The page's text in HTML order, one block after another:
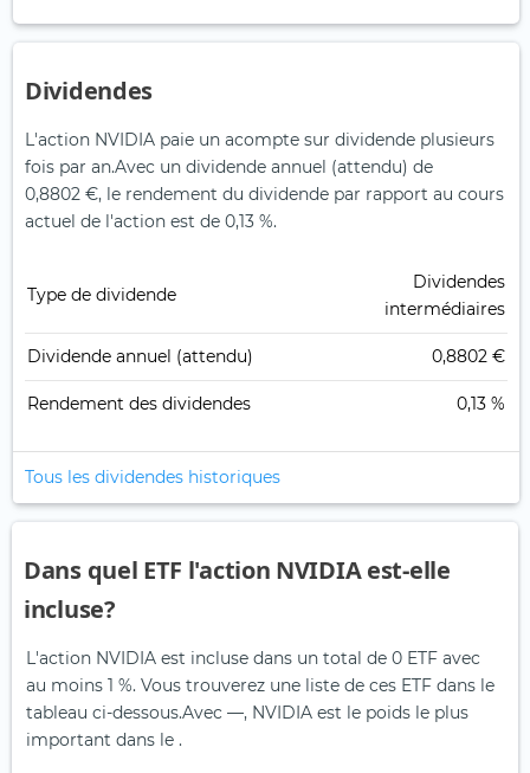
Dividendes
L'action NVIDIA paie un acompte sur dividende plusieurs
fois par an.Avec un dividende annuel (attendu) de
0,8802 €, le rendement du dividende par rapport au cours
actuel de l'action est de 0,13 %.
Type de dividende
Dividendes
intermédiaires
Dividende annuel (attendu) 0,8802 €
Rendement des dividendes 0,13 %
Tous les dividendes historiques
Dans quel ETF l'action NVIDIA est-elle
incluse?
L'action NVIDIA est incluse dans un total de 0 ETF avec
au moins 1 %. Vous trouverez une liste de ces ETF dans le
tableau ci-dessous.Avec —, NVIDIA est le poids le plus
important dans le .